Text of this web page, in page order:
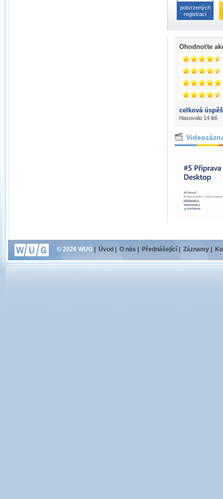
potvrzených
registrací
Ohodnoťte
celková
hlasovalo 14 lidí
© 2026 WUG Úvod O nás Přednášející Záznamy